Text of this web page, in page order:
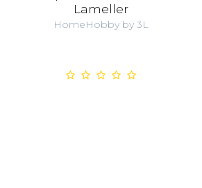
Lameller
HomeHobby by 3L